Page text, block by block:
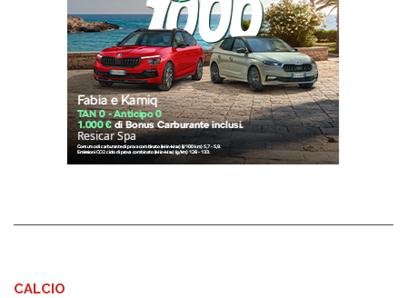
CALCIO